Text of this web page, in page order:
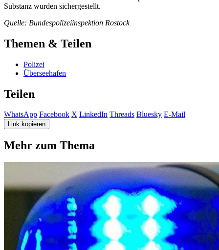
Substanz wurden sichergestellt.
Quelle: Bundespolizeiinspektion Rostock
Themen & Teilen
Polizei
Überseehafen
Teilen
WhatsApp Facebook X LinkedIn Threads Bluesky E-Mail
Link kopieren
Mehr zum Thema